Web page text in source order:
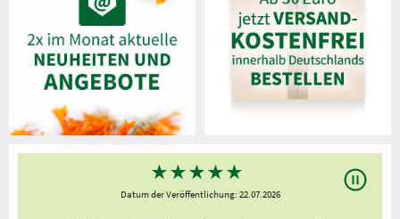
★★★★★
Datum der Veröffentlichung: 22.07.2026